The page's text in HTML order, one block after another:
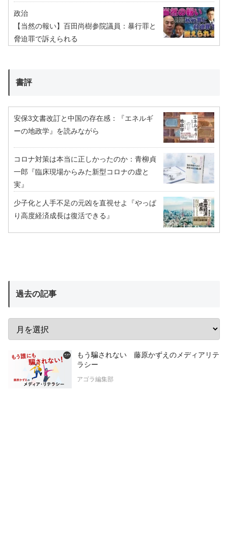
政治
【当然の報い】百田尚樹参院議員：暴行罪と
脅迫罪で訴えられる
書評
安保3文書改訂と中国の存在感：『エネルギ
ーの地政学』を読みながら
コロナ対策は本当に正しかったのか：青柳貞
一郎『臨床現場からみた新型コロナの虚と
実』
少子化と人手不足の元凶を直視せよ『やっぱ
り高度経済成長は復活できる』
過去の記事
もう騙されない 藤原かずえのメディアリテ
ラシー
アゴラ編集部